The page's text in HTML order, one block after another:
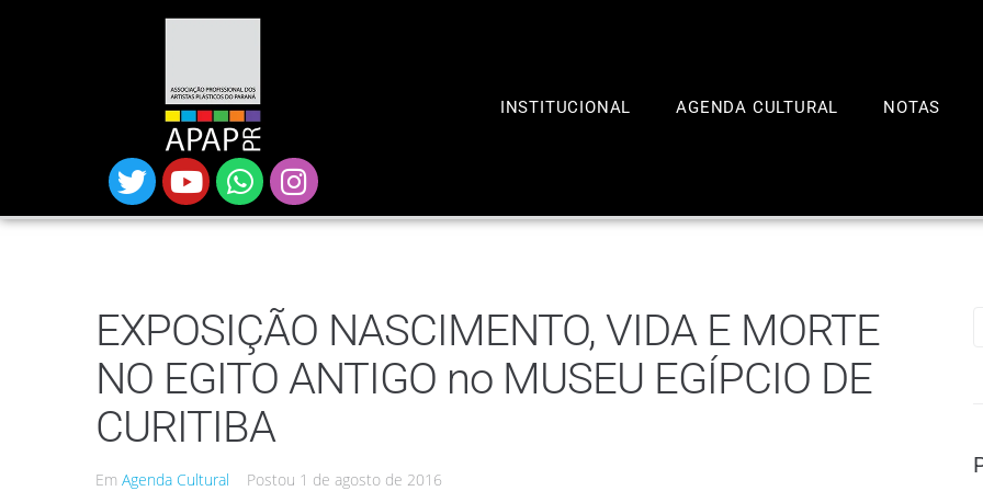
INSTITUCIONAL AGENDA CULTURAL NOTAS
EXPOSIÇÃO NASCIMENTO, VIDA E MORTE
NO EGITO ANTIGO no MUSEU EGÍPCIO DE
CURITIBA
Em Agenda Cultural Postou 1 de agosto de 2016